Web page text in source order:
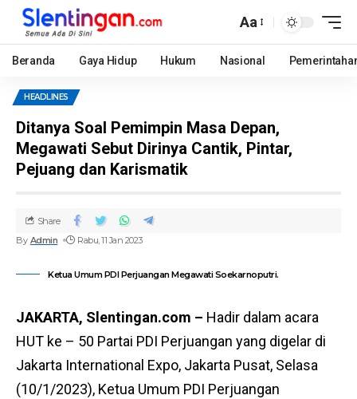
Aa
Beranda Gaya Hidup Hukum Nasional
HEADLINES
Ditanya Soal Pemimpin Masa Depan,
Megawati Sebut Dirinya Cantik, Pintar,
Pejuang dan Karismatik
By Admin Rabu, 11 Jan 2023
Share
Ketua Umum PDI Perjuangan Megawati Soekarnoputri.
JAKARTA, Slentingan.com – Hadir dalam acara
HUT ke – 50 Partai PDI Perjuangan yang digelar di
Jakarta International Expo, Jakarta Pusat, Selasa
(10/1/2023), Ketua Umum PDI Perjuangan